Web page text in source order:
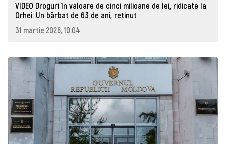
VIDEO Droguri în valoare de cinci milioane de lei, ridicate la
Orhei: Un bărbat de 63 de ani, reţinut
31 martie 2026, 10:04